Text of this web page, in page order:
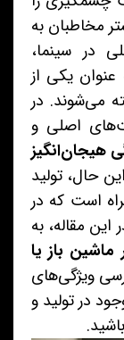
مخاطبان به
در سینما،
یکی از
می‌شوند. در
اصلی و
هیجان‌انگیز
حال، تولید
است که در
این مقاله، به
ماشین باز یا
ویژگی‌های
در تولید و